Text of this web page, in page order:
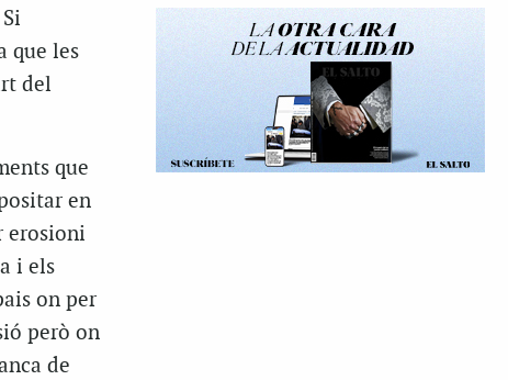
que les
del
que
en
erosioni
i els
on per
però on
de